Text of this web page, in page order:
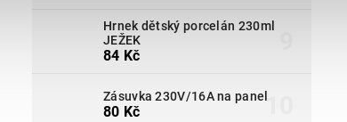
Hrnek dětský porcelán 230ml
JEŽEK
84 Kč
Zásuvka 230V/16A na panel
80 Kč